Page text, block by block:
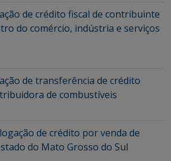
de crédito fiscal de contribuinte
do comércio, indústria e serviços
de transferência de crédito
de combustíveis
de crédito por venda de
do Mato Grosso do Sul